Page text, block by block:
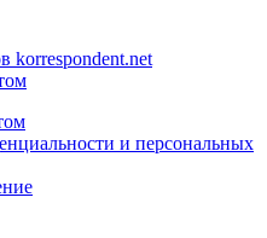
korrespondent.net
и персональных